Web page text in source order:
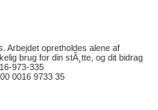
Arbejdet opretholdes alene af
brug for din stÃ¸tte, og dit bidrag
973-335
0016 9733 35